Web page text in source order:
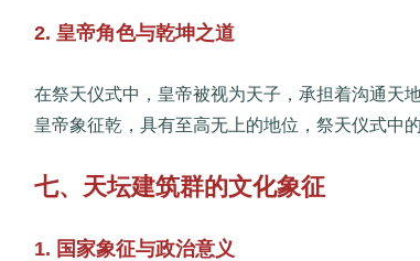
2. 皇帝角色与乾坤之道
在祭天仪式中，皇帝被视为天子，承担着沟通天
皇帝象征乾，具有至高无上的地位，祭天仪式中
七、天坛建筑群的文化象征
1. 国家象征与政治意义